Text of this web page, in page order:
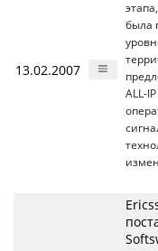
13.02.2007
была
ALL-IP